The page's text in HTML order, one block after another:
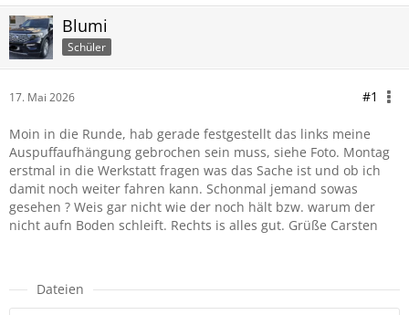
Blumi
Schüler
17. Mai 2026 #1
Moin in die Runde, hab gerade festgestellt das links meine
Auspuffaufhängung gebrochen sein muss, siehe Foto. Montag
erstmal in die Werkstatt fragen was das Sache ist und ob ich
damit noch weiter fahren kann. Schonmal jemand sowas
gesehen ? Weis gar nicht wie der noch hält bzw. warum der
nicht aufn Boden schleift. Rechts is alles gut. Grüße Carsten
Dateien